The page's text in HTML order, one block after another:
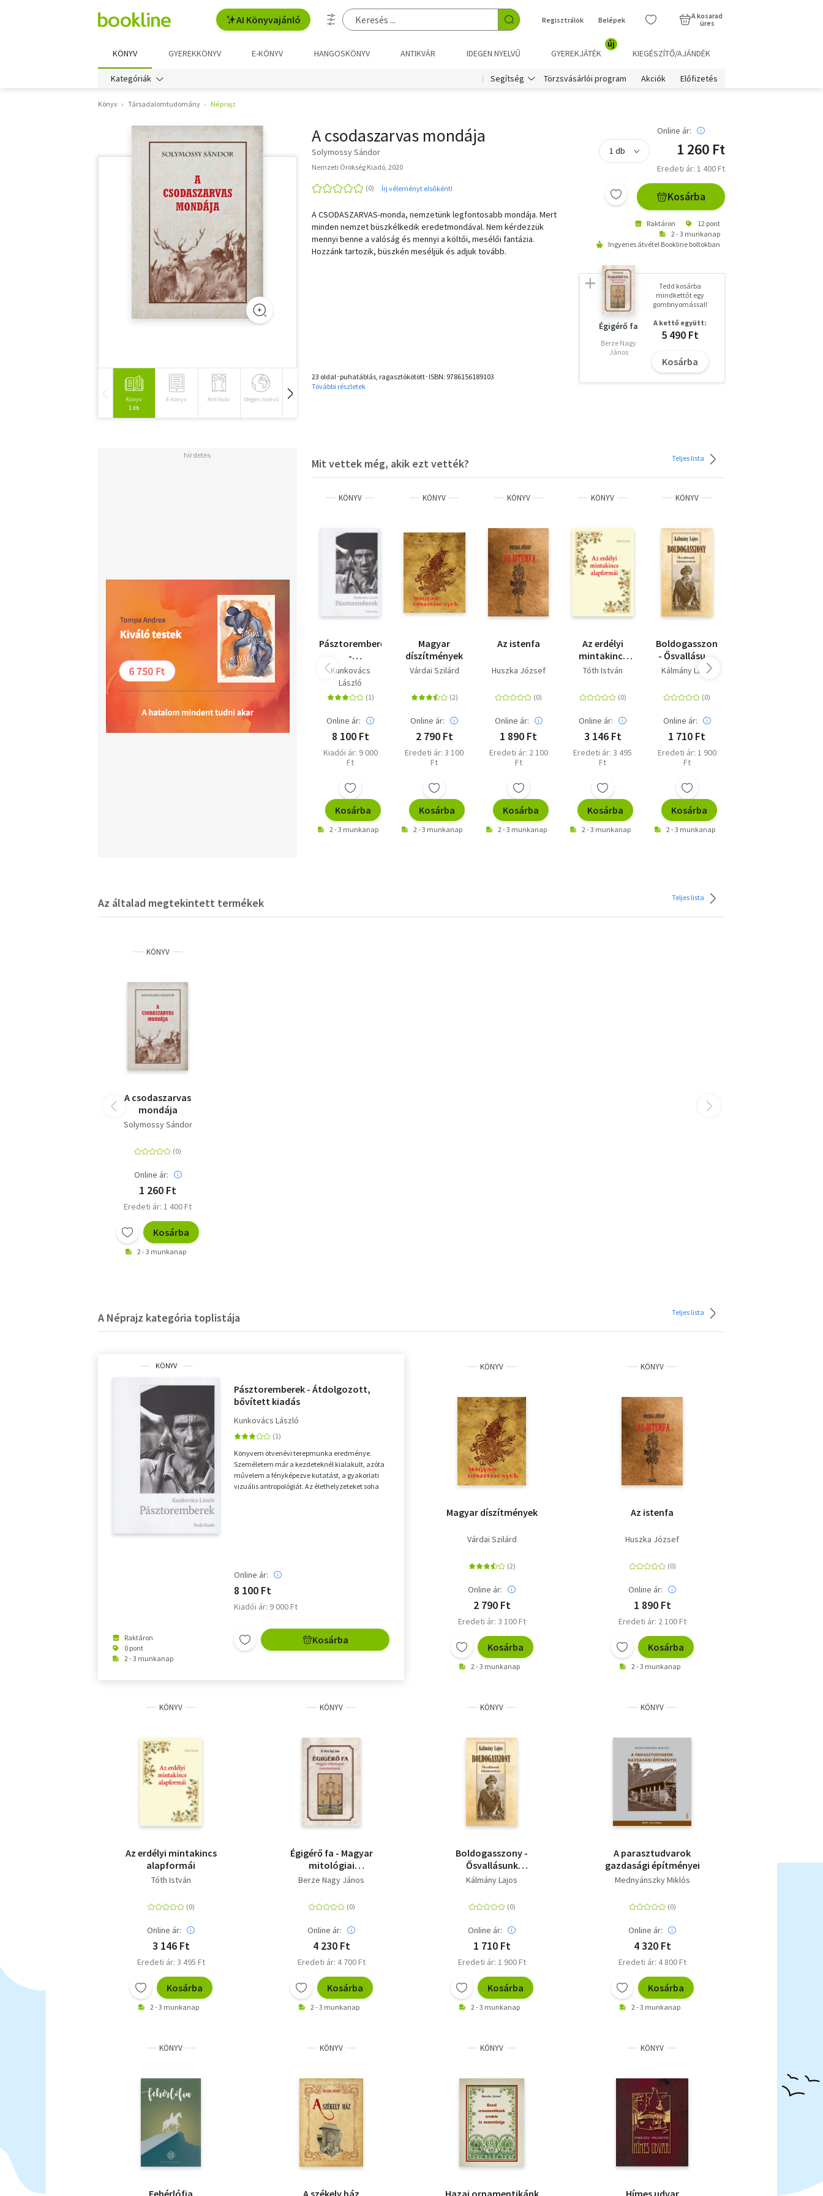
AI Könyvajánló Regisztrálok Belépek
A kosarad
üres
KÖNYV GYEREKKÖNYV E-KÖNYV HANGOSKÖNYV ANTIKVÁR IDEGEN NYELVŰ GYEREKJÁTÉK
új
KIEGÉSZÍTŐ/AJÁNDÉK
Kategóriák Segítség Törzsvásárlói program Akciók Előfizetés
Könyv Társadalomtudomány Néprajz
Könyv
1 db
E-könyv Antikvár Idegen nyelvű Hangoskönyv
A csodaszarvas mondája
Solymossy Sándor
Nemzeti Örökség Kiadó, 2020
Írj véleményt elsőként!
A CSODASZARVAS-monda, nemzetünk legfontosabb mondája. Mert
minden nemzet büszkélkedik eredetmondával. Nem kérdezzük
mennyi benne a valóság és mennyi a költői, mesélői fantázia.
Hozzánk tartozik, büszkén meséljük és adjuk tovább.
23 oldal･puhatáblás, ragasztókötött･ISBN: 9786156189103
További részletek
Online ár:
1 260 Ft
Eredeti ár: 1 400 Ft
Kosárba
Raktáron
12 pont
2 - 3 munkanap
Ingyenes átvétel Bookline boltokban
Égigérő fa
Berze Nagy
János
Tedd kosárba
mindkettőt egy
gombnyomással!
A kettő együtt:
5 490 Ft
Kosárba
Mit vettek még, akik ezt vették? Teljes lista
KÖNYV
Pásztoremberek
-
Átdolgozott,
bővített
kiadás
Kunkovács
László
Online ár:
8 100 Ft
Kiadói ár: 9 000
Ft
Kosárba
2 - 3 munkanap
KÖNYV
Magyar
díszítmények
Várdai Szilárd
Online ár:
2 790 Ft
Eredeti ár: 3 100
Ft
Kosárba
2 - 3 munkanap
KÖNYV
Az istenfa
Huszka József
Online ár:
1 890 Ft
Eredeti ár: 2 100
Ft
Kosárba
2 - 3 munkanap
KÖNYV
Az erdélyi
mintakincs
alapformái
Tóth István
Online ár:
3 146 Ft
Eredeti ár: 3 495
Ft
Kosárba
2 - 3 munkanap
KÖNYV
Boldogasszony
- Ősvallásunk
istenasszonya
Kálmány Lajos
Online ár:
1 710 Ft
Eredeti ár: 1 900
Ft
Kosárba
2 - 3 munkanap
Az általad megtekintett termékek Teljes lista
KÖNYV
A csodaszarvas
mondája
Solymossy Sándor
Online ár:
1 260 Ft
Eredeti ár: 1 400 Ft
Kosárba
2 - 3 munkanap
A Néprajz kategória toplistája Teljes lista
KÖNYV
Raktáron
0 pont
2 - 3 munkanap
Pásztoremberek - Átdolgozott,
bővített kiadás
Kunkovács László
Könyvem ötvenévi terepmunka eredménye.
Személetem már a kezdeteknél kialakult, azóta
művelem a fényképezve kutatást, a gyakorlati
vizuális antropológiát. Az élethelyzeteket soha
Online ár:
8 100 Ft
Kiadói ár: 9 000 Ft
Kosárba
KÖNYV
Magyar díszítmények
Várdai Szilárd
Online ár:
2 790 Ft
Eredeti ár: 3 100 Ft
Kosárba
2 - 3 munkanap
KÖNYV
Az istenfa
Huszka József
Online ár:
1 890 Ft
Eredeti ár: 2 100 Ft
Kosárba
2 - 3 munkanap
KÖNYV
Az erdélyi mintakincs
alapformái
Tóth István
Online ár:
3 146 Ft
Eredeti ár: 3 495 Ft
Kosárba
2 - 3 munkanap
KÖNYV
Égigérő fa - Magyar
mitológiai
tanulmányok
Berze Nagy János
Online ár:
4 230 Ft
Eredeti ár: 4 700 Ft
Kosárba
2 - 3 munkanap
KÖNYV
Boldogasszony -
Ősvallásunk
istenasszonya
Kálmány Lajos
Online ár:
1 710 Ft
Eredeti ár: 1 900 Ft
Kosárba
2 - 3 munkanap
KÖNYV
A parasztudvarok
gazdasági építményei
Mednyánszky Miklós
Online ár:
4 320 Ft
Eredeti ár: 4 800 Ft
Kosárba
2 - 3 munkanap
KÖNYV KÖNYV KÖNYV KÖNYV